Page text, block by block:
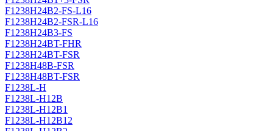
F1238H24B2-FS-L16
F1238H24B2-FSR-L16
F1238H24B3-FS
F1238H24BT-FHR
F1238H24BT-FSR
F1238H48B-FSR
F1238H48BT-FSR
F1238L-H
F1238L-H12B
F1238L-H12B1
F1238L-H12B12